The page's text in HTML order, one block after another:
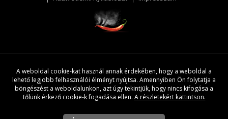
A weboldal cookie-kat használ annak érdekében, hogy a weboldal a
lehető legjobb felhasználói élményt nyújtsa. Amennyiben Ön folytatja a
böngészést a weboldalunkon, azt úgy tekintjük, hogy nincs kifogása a
tőlünk érkező cookie-k fogadása ellen. A részletekért kattintson.